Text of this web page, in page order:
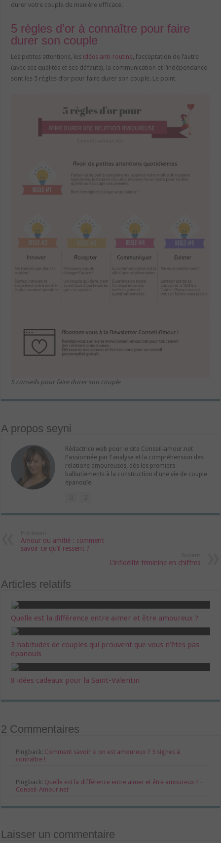
durer votre couple de manière efficace.
5 règles d’or à connaître pour faire
durer son couple
Les petites attentions, les idées anti-routine , l’acceptation de l’autre
(avec ses qualités et ses défauts), la communication et l’indépendance
sont les 5 règles d’or pour faire durer son couple. Le point.
5 conseils pour faire durer son couple
A propos seyni
Rédactrice web pour le site Conseil-amour.net
Passionnée par l'analyse et la compréhension des
relations amoureuses, dès les premiers
balbutiements à la construction d'une vie de couple
épanouïe.
Amour ou amitié : comment
savoir ce qu’il ressent ?
L’infidélité féminine en chiffres
Articles relatifs
Quelle est la différence entre aimer et être amoureux ?
3 habitudes de couples qui prouvent que vous n’êtes pas
épanouis
8 idées cadeaux pour la Saint-Valentin
2 Commentaires
Pingback: Comment savoir si on est amoureux ? 5 signes à
connaître !
Pingback: Quelle est la différence entre aimer et être amoureux ? -
Conseil-Amour.net
Laisser un commentaire